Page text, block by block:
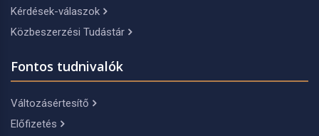
Kérdések-válaszok
Közbeszerzési Tudástár
Fontos tudnivalók
Változásértesítő
Előfizetés